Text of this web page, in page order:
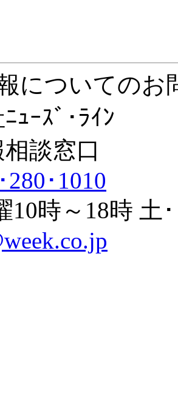
についてのお
ｭｰｽﾞ･ﾗｲﾝ
談窓口
280･1010
10時～18時 土